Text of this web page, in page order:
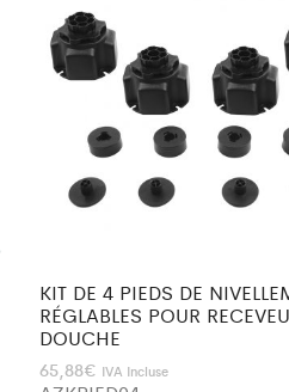
KIT DE 4 PIEDS DE
RÉGLABLES POUR
DOUCHE
65,88€ IVA Incluse